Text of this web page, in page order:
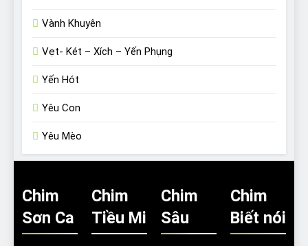
Vành Khuyên
Vẹt- Két – Xích – Yến Phụng
Yến Hót
Yêu Con
Yêu Mèo
Chim
Sơn Ca
Chim
Tiều Mi
Chim
Sâu
Chim
Biết nói